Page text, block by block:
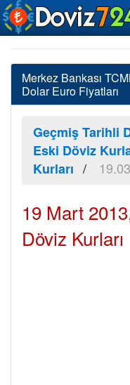
Merkez Bankası
Dolar Euro Fiyatları
Geçmiş Tarihli
Eski Döviz
Kurları
19 Mart
Döviz Kurları